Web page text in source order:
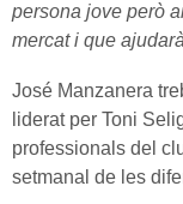
persona jove però
mercat i que
José Manzanera
liderat per Toni
professionals del
setmanal de les